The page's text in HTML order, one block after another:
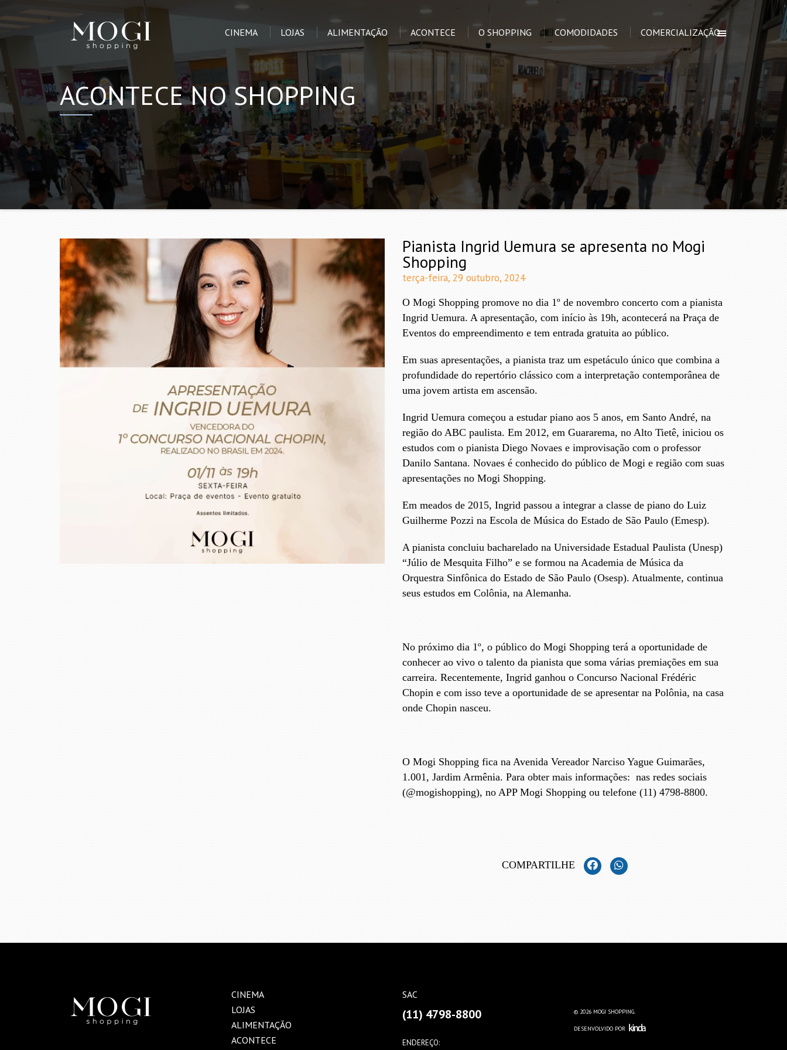
CINEMA LOJAS ALIMENTAÇÃO ACONTECE O SHOPPING COMODIDADES COMERCIALIZAÇÃO
ACONTECE NO SHOPPING
Pianista Ingrid Uemura se apresenta no Mogi
Shopping
terça-feira, 29 outubro, 2024
O Mogi Shopping promove no dia 1º de novembro concerto com a pianista
Ingrid Uemura. A apresentação, com início às 19h, acontecerá na Praça de
Eventos do empreendimento e tem entrada gratuita ao público.
Em suas apresentações, a pianista traz um espetáculo único que combina a
profundidade do repertório clássico com a interpretação contemporânea de
uma jovem artista em ascensão.
Ingrid Uemura começou a estudar piano aos 5 anos, em Santo André, na
região do ABC paulista. Em 2012, em Guararema, no Alto Tietê, iniciou os
estudos com o pianista Diego Novaes e improvisação com o professor
Danilo Santana. Novaes é conhecido do público de Mogi e região com suas
apresentações no Mogi Shopping.
Em meados de 2015, Ingrid passou a integrar a classe de piano do Luiz
Guilherme Pozzi na Escola de Música do Estado de São Paulo (Emesp).
A pianista concluiu bacharelado na Universidade Estadual Paulista (Unesp)
“Júlio de Mesquita Filho” e se formou na Academia de Música da
Orquestra Sinfônica do Estado de São Paulo (Osesp). Atualmente, continua
seus estudos em Colônia, na Alemanha.
No próximo dia 1º, o público do Mogi Shopping terá a oportunidade de
conhecer ao vivo o talento da pianista que soma várias premiações em sua
carreira. Recentemente, Ingrid ganhou o Concurso Nacional Frédéric
Chopin e com isso teve a oportunidade de se apresentar na Polônia, na casa
onde Chopin nasceu.
O Mogi Shopping fica na Avenida Vereador Narciso Yague Guimarães,
1.001, Jardim Armênia. Para obter mais informações: nas redes sociais
(@mogishopping), no APP Mogi Shopping ou telefone (11) 4798-8800.
COMPARTILHE
CINEMA
LOJAS
ALIMENTAÇÃO
ACONTECE
SAC
(11) 4798-8800
ENDEREÇO:
© 2026 MOGI SHOPPING.
DESENVOLVIDO POR